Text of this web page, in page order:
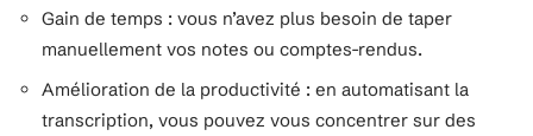
Gain de temps : vous n’avez plus besoin de taper
manuellement vos notes ou comptes-rendus.
Amélioration de la productivité : en automatisant la
transcription, vous pouvez vous concentrer sur des